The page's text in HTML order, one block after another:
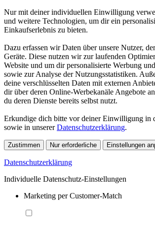
Nur mit deiner individuellen Einwilligung
und weitere Technologien, um dir ein
Einkaufserlebnis zu bieten.
Dazu erfassen wir Daten über unsere Nutzer,
Geräte. Diese nutzen wir zur laufenden
Website und um dir personalisierte Werbung
sowie zur Analyse der Nutzungsstatistiken.
deine verschlüsselten Daten mit externen
dir über deren Online-Werbekanäle Angebote
du deren Dienste bereits selbst nutzt.
Erkundige dich bitte vor deiner Einwilligung in
sowie in unsererDatenschutzerklärung.
Zustimmen Nur erforderliche Einstellungen
Datenschutzerklärung
Individuelle Datenschutz-Einstellungen
Marketing per Customer-Match